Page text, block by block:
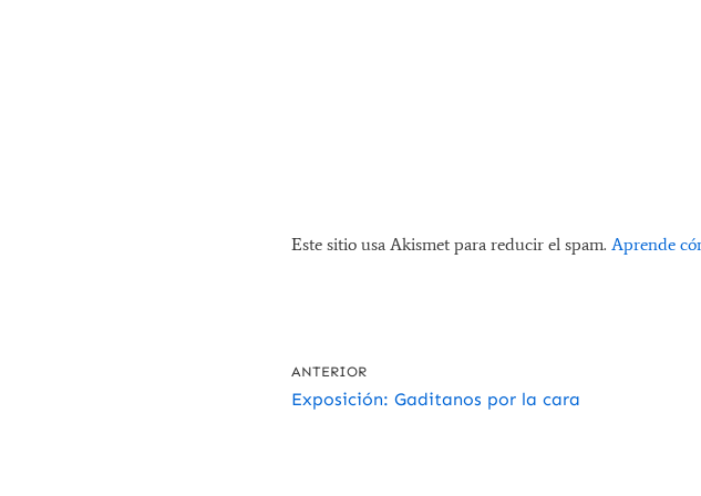
Este sitio usa Akismet para reducir el spam. Aprende
ANTERIOR
Exposición: Gaditanos por la cara